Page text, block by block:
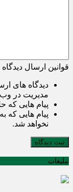
قوانین ارسال دیدگاه
دیدگاه های
مدیریت در
پیام هایی که
پیام هایی که
نخواهد شد.
ثبت دیدگاه
تبلیغات